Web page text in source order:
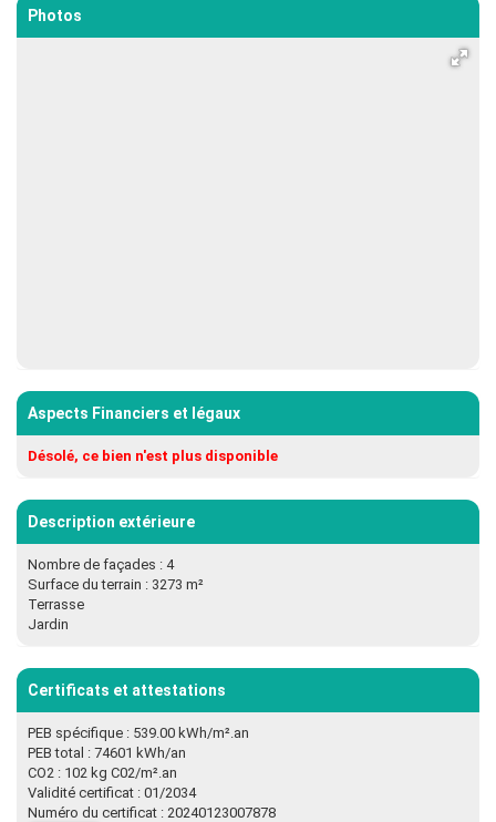
Photos
Aspects Financiers et légaux
Désolé, ce bien n'est plus disponible
Description extérieure
Nombre de façades : 4
Surface du terrain : 3273 m²
Terrasse
Jardin
Certificats et attestations
PEB spécifique : 539.00 kWh/m².an
PEB total : 74601 kWh/an
CO2 : 102 kg C02/m².an
Validité certificat : 01/2034
Numéro du certificat : 20240123007878